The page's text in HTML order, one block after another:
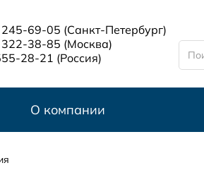
245-69-05 (Санкт-Петербург)
322-38-85 (Москва)
28-21 (Россия)
О компании